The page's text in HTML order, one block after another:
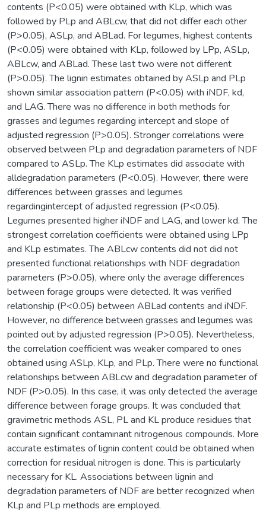
contents (P<0.05) were obtained with KLp, which was
followed by PLp and ABLcw, that did not differ each other
(P>0.05), ASLp, and ABLad. For legumes, highest contents
(P<0.05) were obtained with KLp, followed by LPp, ASLp,
ABLcw, and ABLad. These last two were not different
(P>0.05). The lignin estimates obtained by ASLp and PLp
shown similar association pattern (P<0.05) with iNDF, kd,
and LAG. There was no difference in both methods for
grasses and legumes regarding intercept and slope of
adjusted regression (P>0.05). Stronger correlations were
observed between PLp and degradation parameters of NDF
compared to ASLp. The KLp estimates did associate with
alldegradation parameters (P<0.05). However, there were
differences between grasses and legumes
regardingintercept of adjusted regression (P<0.05).
Legumes presented higher iNDF and LAG, and lower kd. The
strongest correlation coefficients were obtained using LPp
and KLp estimates. The ABLcw contents did not did not
presented functional relationships with NDF degradation
parameters (P>0.05), where only the average differences
between forage groups were detected. It was verified
relationship (P<0.05) between ABLad contents and iNDF.
However, no difference between grasses and legumes was
pointed out by adjusted regression (P>0.05). Nevertheless,
the correlation coefficient was weaker compared to ones
obtained using ASLp, KLp, and PLp. There were no functional
relationships between ABLcw and degradation parameter of
NDF (P>0.05). In this case, it was only detected the average
difference between forage groups. It was concluded that
gravimetric methods ASL, PL and KL produce residues that
contain significant contaminant nitrogenous compounds. More
accurate estimates of lignin content could be obtained when
correction for residual nitrogen is done. This is particularly
necessary for KL. Associations between lignin and
degradation parameters of NDF are better recognized when
KLp and PLp methods are employed.